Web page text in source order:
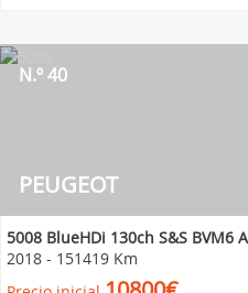
PEUGEOT
N.º 40
5008 BlueHDi 130ch S&S BVM6
2018 - 151419 Km